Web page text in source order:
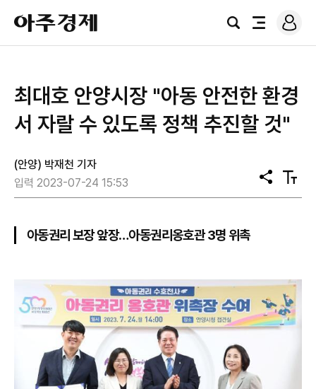
아
주
경
검
전
로
그
최대호 안양시장 "아동 안전한 환경
서 자랄 수 있도록 정책 추진할 것"
(안양) 박재천 기자
입력 2023-07-24 15:53
공
유
텍
스
아동권리 보장 앞장…아동권리옹호관 3명 위촉